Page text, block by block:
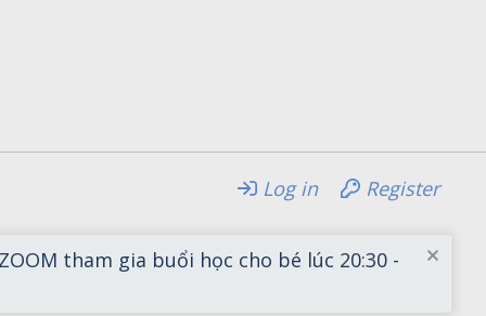
Log in Register
tham gia buổi học cho bé lúc 20:30 -